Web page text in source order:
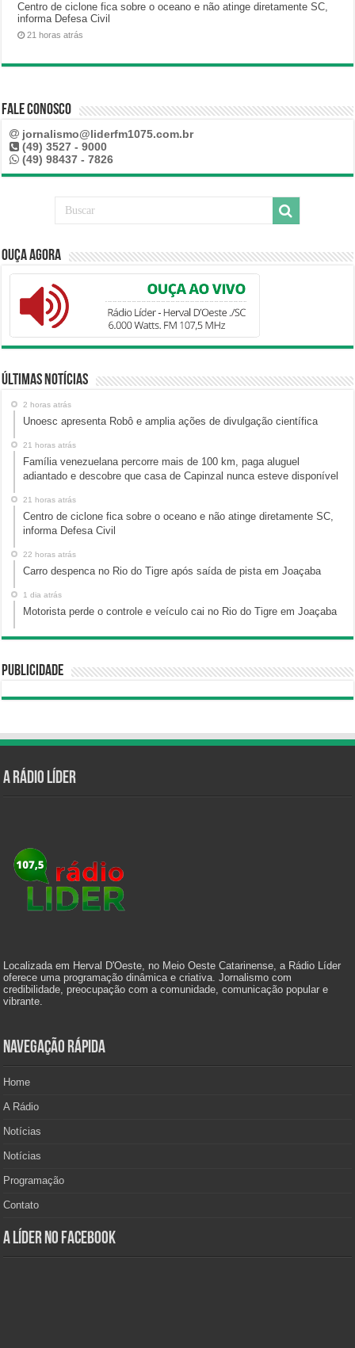
Centro de ciclone fica sobre o oceano e não atinge diretamente SC,
informa Defesa Civil
21 horas atrás
Fale Conosco
jornalismo@liderfm1075.com.br
(49) 3527 - 9000
(49) 98437 - 7826
Ouça Agora
Últimas Notícias
2 horas atrás
Unoesc apresenta Robô e amplia ações de divulgação científica
21 horas atrás
Família venezuelana percorre mais de 100 km, paga aluguel
adiantado e descobre que casa de Capinzal nunca esteve disponível
21 horas atrás
Centro de ciclone fica sobre o oceano e não atinge diretamente SC,
informa Defesa Civil
22 horas atrás
Carro despenca no Rio do Tigre após saída de pista em Joaçaba
1 dia atrás
Motorista perde o controle e veículo cai no Rio do Tigre em Joaçaba
Publicidade
A Rádio Líder
Localizada em Herval D'Oeste, no Meio Oeste Catarinense, a Rádio Líder
oferece uma programação dinâmica e criativa. Jornalismo com
credibilidade, preocupação com a comunidade, comunicação popular e
vibrante.
Navegação Rápida
Home
A Rádio
Notícias
Notícias
Programação
Contato
A Líder no Facebook